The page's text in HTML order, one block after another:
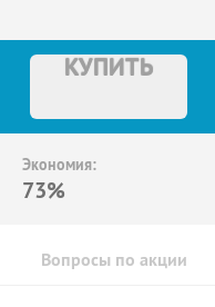
КУПИТЬ
Экономия:
73%
Вопросы по акции